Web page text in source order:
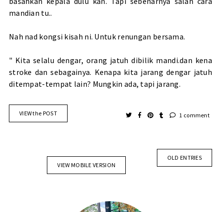
mandian tu..
Nah nad kongsi kisah ni. Untuk renungan bersama.
" Kita selalu dengar, orang jatuh dibilik mandi.dan kena
stroke dan sebagainya. Kenapa kita jarang dengar jatuh
ditempat-tempat lain? Mungkin ada, tapi jarang.
VIEW the POST 1 comment
OLD ENTRIES
VIEW MOBILE VERSION